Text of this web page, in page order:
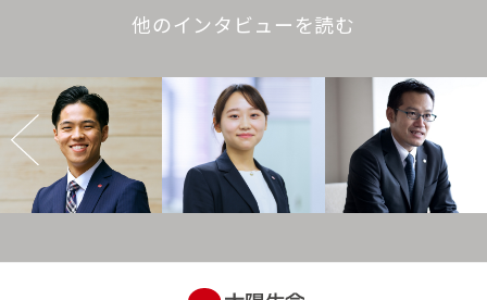
他のインタビューを読む